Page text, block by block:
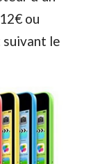
ou
suivant le